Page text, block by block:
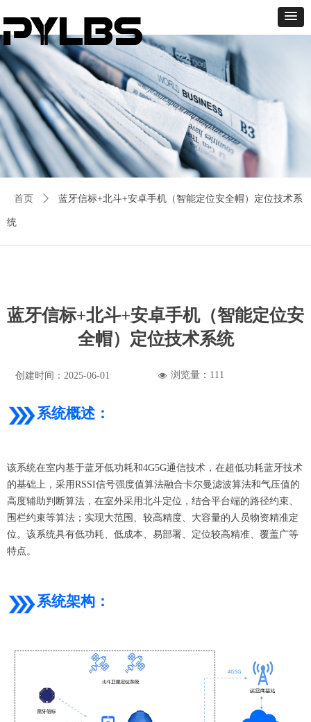
首页 ꄲ 蓝牙信标+北斗+安卓手机（智能定位安全帽）定位技术系
统
蓝牙信标+北斗+安卓手机（智能定位安
全帽）定位技术系统
系统概述：
该系统在室内基于蓝牙低功耗和4G5G通信技术，在超低功耗蓝牙技术
的基础上，采用RSSI信号强度值算法融合卡尔曼滤波算法和气压值的
高度辅助判断算法，在室外采用北斗定位，结合平台端的路径约束、
围栏约束等算法；实现大范围、较高精度、大容量的人员物资精准定
位。该系统具有低功耗、低成本、易部署、定位较高精准、覆盖广等
特点。
系统架构：
创建时间： 2025-06-01 넶 浏览量： 111